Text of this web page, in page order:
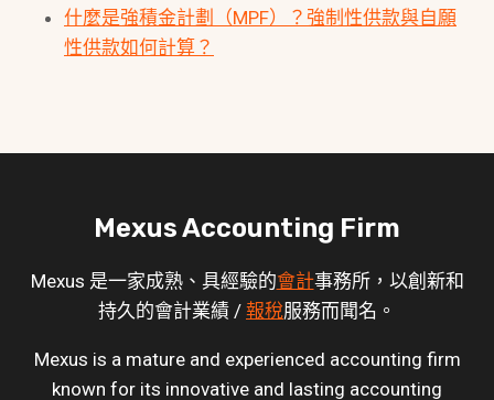
什麼是強積金計劃（MPF）？強制性供款與自願
性供款如何計算？
Mexus Accounting Firm
Mexus 是一家成熟、具經驗的會計事務所，以創新和
持久的會計業績 / 報稅服務而聞名。
Mexus is a mature and experienced accounting firm
known for its innovative and lasting accounting